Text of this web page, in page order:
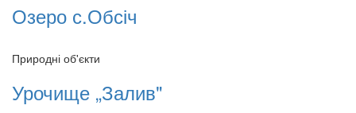
Озеро с.Обсіч
Природні об'єкти
Урочище „Залив"